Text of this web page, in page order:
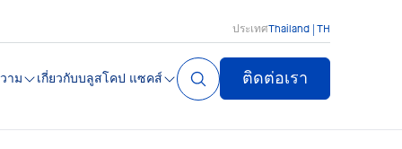
ประเทศThailand | TH
าม เกี่ยวกับบลูสโคป แซคส์ ติดต่อเรา